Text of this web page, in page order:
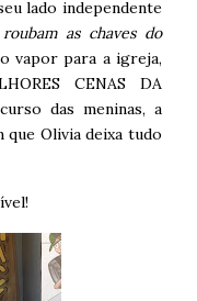
lado independente
roubam as chaves do
vapor para a igreja,
CENAS DA
das meninas, a
que Olivia deixa tudo